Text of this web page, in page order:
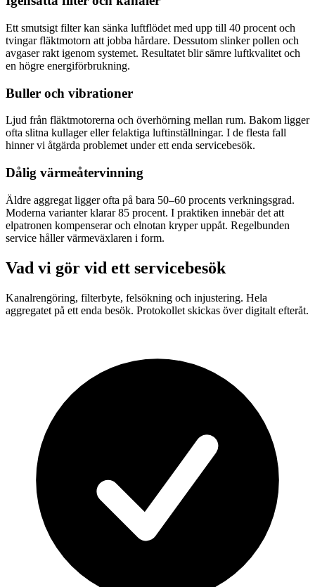
Ett smutsigt filter kan sänka luftflödet med upp till 40 procent och
tvingar fläktmotorn att jobba hårdare. Dessutom slinker pollen och
avgaser rakt igenom systemet. Resultatet blir sämre luftkvalitet och
en högre energiförbrukning.
Buller och vibrationer
Ljud från fläktmotorerna och överhörning mellan rum. Bakom ligger
ofta slitna kullager eller felaktiga luftinställningar. I de flesta fall
hinner vi åtgärda problemet under ett enda servicebesök.
Dålig värmeåtervinning
Äldre aggregat ligger ofta på bara 50–60 procents verkningsgrad.
Moderna varianter klarar 85 procent. I praktiken innebär det att
elpatronen kompenserar och elnotan kryper uppåt. Regelbunden
service håller värmeväxlaren i form.
Vad vi gör vid ett servicebesök
Kanalrengöring, filterbyte, felsökning och injustering. Hela
aggregatet på ett enda besök. Protokollet skickas över digitalt efteråt.